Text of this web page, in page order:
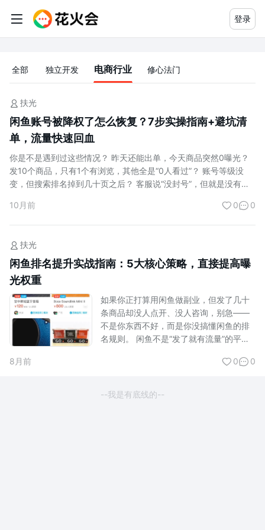
登录
副业知识体系：从入门到精通的赚
全部 独立开发 电商行业 修心法门
扶光
闲鱼账号被降权了怎么恢复？7步实操指南+避坑清
单，流量快速回血
你是不是遇到过这些情况？ 昨天还能出单，今天商品突然0曝光？
发10个商品，只有1个有浏览，其他全是“0人看过”？ 账号等级没
变，但搜索排名掉到几十页之后？ 客服说“没封号”，但就是没有自
大量用户实测经验，深度总结闲鱼降权原因 + 7步恢复方案 + 长期
避坑清单，帮你把账号“救回来”。 一、先...
10月前 0 0
扶光
闲鱼排名提升实战指南：5大核心策略，直接提高曝
光权重
如果你正打算用闲鱼做副业，但发了几十
条商品却没人点开、没人咨询，别急——
不是你东西不好，而是你没搞懂闲鱼的排
名规则。 闲鱼不是“发了就有流量”的平
算法偏好的商品，才会被推给更多买家。
有用但实际无效”的技巧，只保留5个经实
8月前 0 0
--我是有底线的--